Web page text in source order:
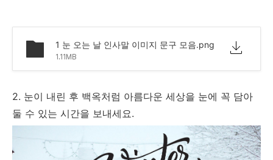
1 눈 오는 날 인사말 이미지 문구 모음.png
1.11MB
2. 눈이 내린 후 백옥처럼 아름다운 세상을 눈에 꼭 담아
둘 수 있는 시간을 보내세요.